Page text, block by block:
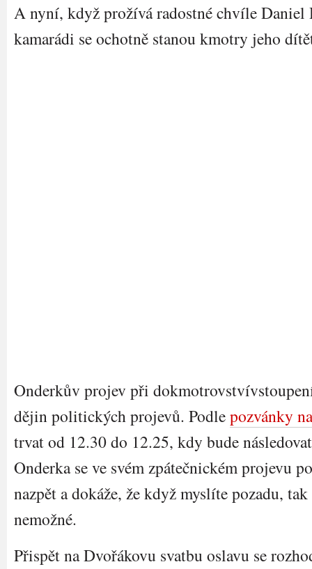
A nyní, když prožívá radostné chvíle Daniel
kamarádi se ochotně stanou kmotry jeho
Onderkův projev při
dějin politických projevů. Podlepozvánky
trvat od 12.30 do 12.25, kdy bude
Onderka se ve svém zpátečnickém projevu
nazpět a dokáže, že když myslíte pozadu,
nemožné.
Přispět na Dvořákovu svatbu oslavu se